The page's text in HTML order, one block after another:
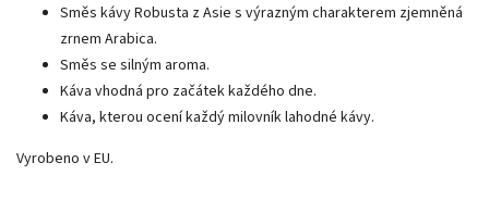
Směs kávy Robusta z Asie s výrazným charakterem zjemněná
zrnem Arabica.
Směs se silným aroma.
Káva vhodná pro začátek každého dne.
Káva, kterou ocení každý milovník lahodné kávy.
Vyrobeno v EU.